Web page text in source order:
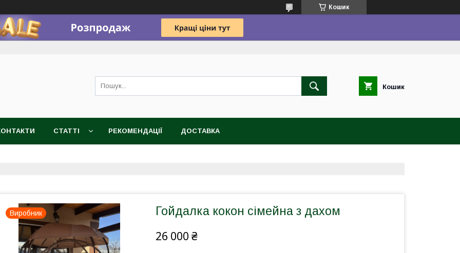
Кошик
Кошик
СТАТТІ РЕКОМЕНДАЦІЇ ДОСТАВКА
Виробник Гойдалка кокон сімейна з дахом
26 000 ₴